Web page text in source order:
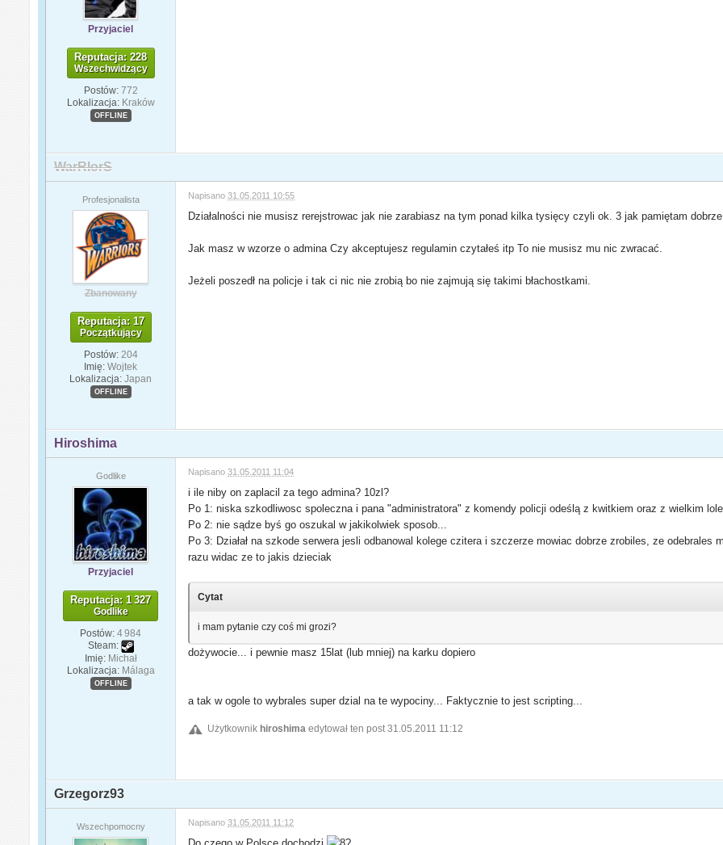
Przyjaciel
Reputacja: 228
Wszechwidzący
Postów: 772
Lokalizacja: Kraków
OFFLINE
WarRIorS
Profesjonalista
Zbanowany
Reputacja: 17
Początkujący
Postów: 204
Imię: Wojtek
Lokalizacja: Japan
OFFLINE
Napisano31.05.2011 10:55
Działalności nie musisz rerejstrowac jak nie zarabiasz na tym ponad kilka tysięcy czyli ok. 3 jak pamiętam dobrze.
Jak masz w wzorze o admina Czy akceptujesz regulamin czytałeś itp To nie musisz mu nic zwracać.
Jeżeli poszedł na policje i tak ci nic nie zrobią bo nie zajmują się takimi błachostkami.
Hiroshima
Godlike
Przyjaciel
Reputacja: 1 327
Godlike
Postów: 4 984
Steam:
Imię: Michał
Lokalizacja: Málaga
OFFLINE
Napisano31.05.2011 11:04
i ile niby on zaplacil za tego admina? 10zl?
Po 1: niska szkodliwosc spoleczna i pana "administratora" z komendy policji odeślą z kwitkiem oraz z wielkim
Po 2: nie sądze byś go oszukal w jakikolwiek sposob...
Po 3: Działał na szkode serwera jesli odbanowal kolege czitera i szczerze mowiac dobrze zrobiles, ze
razu widac ze to jakis dzieciak
Cytat
i mam pytanie czy coś mi grozi?
dożywocie... i pewnie masz 15lat (lub mniej) na karku dopiero
a tak w ogole to wybrales super dzial na te wypociny... Faktycznie to jest scripting...
Użytkownik hiroshima edytował ten post 31.05.2011 11:12
Grzegorz93
Wszechpomocny Napisano31.05.2011 11:12